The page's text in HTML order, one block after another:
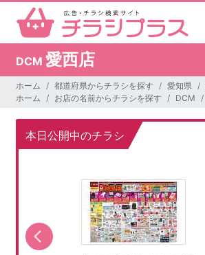
DCM 愛西店
ホーム 都道府県からチラシを探す 愛知県
ホーム
お店の名前からチラシを探す DCM
本日公開中のチラシ